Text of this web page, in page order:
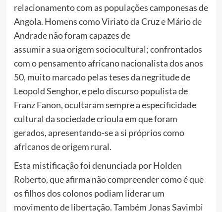
relacionamento com as populações camponesas de
Angola. Homens como Viriato da Cruz e Mário de
Andrade não foram capazes de
assumir a sua origem sociocultural; confrontados
com o pensamento africano nacionalista dos anos
50, muito marcado pelas teses da negritude de
Leopold Senghor, e pelo discurso populista de
Franz Fanon, ocultaram sempre a especificidade
cultural da sociedade crioula em que foram
gerados, apresentando-se a si próprios como
africanos de origem rural.
Esta mistificação foi denunciada por Holden
Roberto, que afirma não compreender como é que
os filhos dos colonos podiam liderar um
movimento de libertação. Também Jonas Savimbi